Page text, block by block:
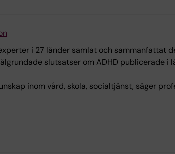
i 27 länder samlat och sammanfattat
slutsatser om ADHD publicerade i
inom vård, skola, socialtjänst, säger